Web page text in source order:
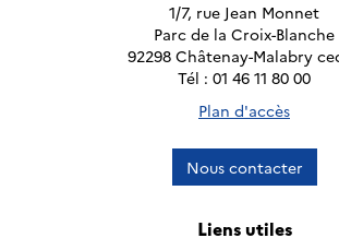
1/7, rue Jean Monnet
Parc de la Croix-Blanche
92298 Châtenay-Malabry
Tél : 01 46 11 80 00
Plan d'accès
Nous contacter
Liens utiles